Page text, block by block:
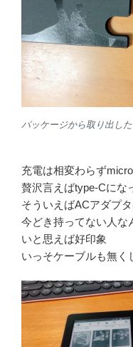
パッケージから取り出し
充電は相変わらず
贅沢言えばtype-Cにな
そういえばACアダプ
今どき持ってない人な
いと思えば好印象
いっそケーブルも無く